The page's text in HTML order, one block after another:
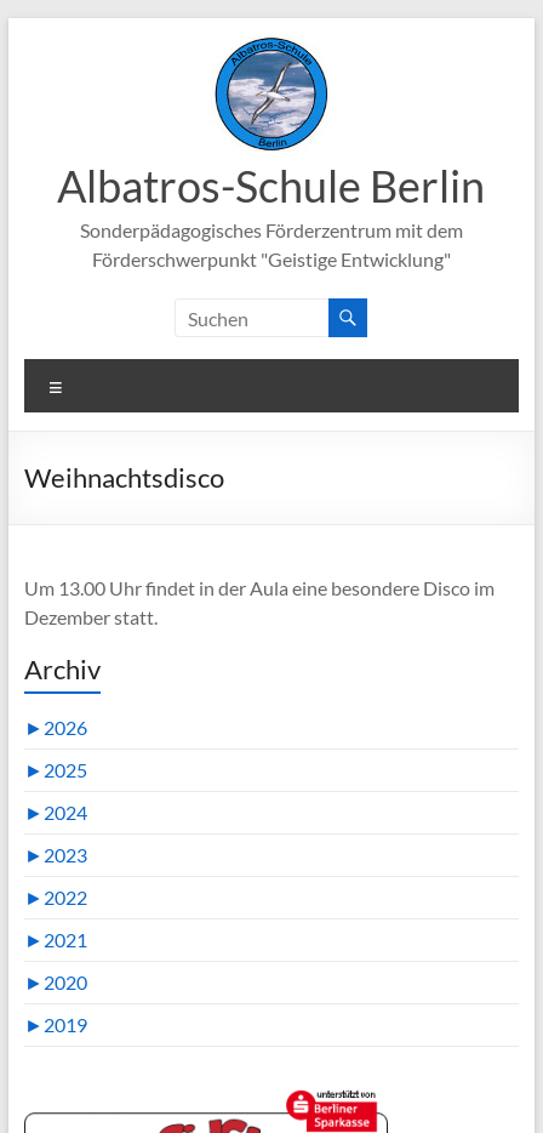
Albatros-Schule Berlin
Sonderpädagogisches Förderzentrum mit dem
Förderschwerpunkt "Geistige Entwicklung"
Weihnachtsdisco
Um 13.00 Uhr findet in der Aula eine besondere Disco im
Dezember statt.
Archiv
► 2026
► 2025
► 2024
► 2023
► 2022
► 2021
► 2020
► 2019